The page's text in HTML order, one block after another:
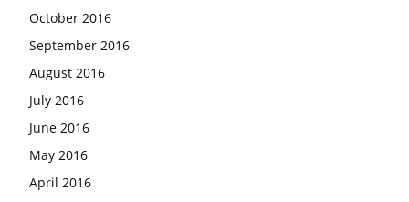
October 2016
September 2016
August 2016
July 2016
June 2016
May 2016
April 2016